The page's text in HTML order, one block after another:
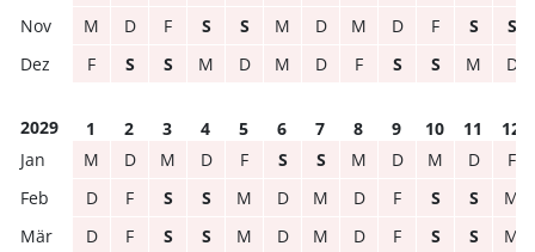
M
D F S S M D M D F S
S
F
S S M D M D F S S M D
2029 1 2 3 4 5 6 7 8 9 10 11
12
M
D M D F S S M D M D
F
D
F S S M D M D F S S
M
D
F S S M D M D F S S M